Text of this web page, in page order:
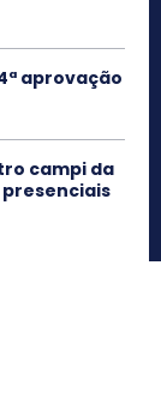
aprovação
campi da
presenciais